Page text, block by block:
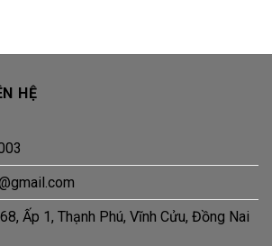
HỆ
Ấp 1, Thạnh Phú, Vĩnh Cửu, Đồng Nai